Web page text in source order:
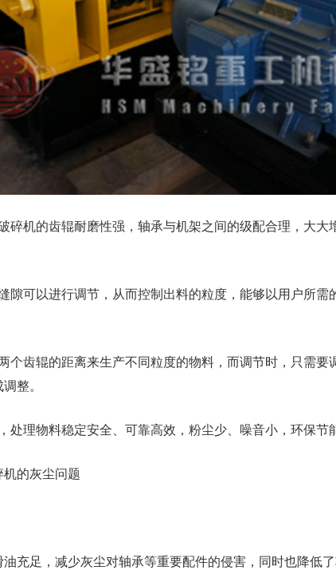
碎机的齿辊耐磨性强，轴承与机架之间的级配合理，大大
隙可以进行调节，从而控制出料的粒度，能够以用户所需
个齿辊的距离来生产不同粒度的物料，而调节时，只需要
整。
理物料稳定安全、可靠高效，粉尘少、噪音小，环保节
的灰尘问题
充足，减少灰尘对轴承等重要配件的侵害，同时也降低